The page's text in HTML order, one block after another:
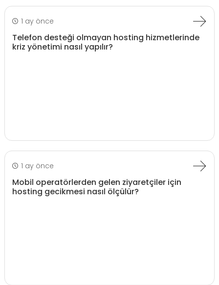
1 ay önce
Telefon desteği olmayan hosting hizmetlerinde
kriz yönetimi nasıl yapılır?
1 ay önce
Mobil operatörlerden gelen ziyaretçiler için
hosting gecikmesi nasıl ölçülür?